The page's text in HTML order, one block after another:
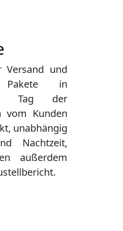
und
in
Tag der
vom Kunden
unabhängig
Nachtzeit,
außerdem